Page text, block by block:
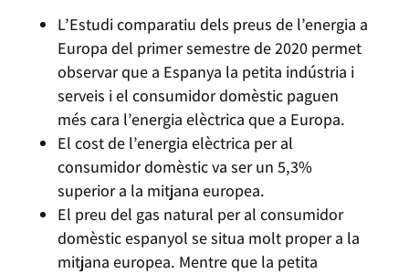
L’Estudi comparatiu dels preus de l’energia a
Europa del primer semestre de 2020 permet
observar que a Espanya la petita indústria i
serveis i el consumidor domèstic paguen
més cara l’energia elèctrica que a Europa.
El cost de l’energia elèctrica per al
consumidor domèstic va ser un 5,3%
superior a la mitjana europea.
El preu del gas natural per al consumidor
domèstic espanyol se situa molt proper a la
mitjana europea. Mentre que la petita